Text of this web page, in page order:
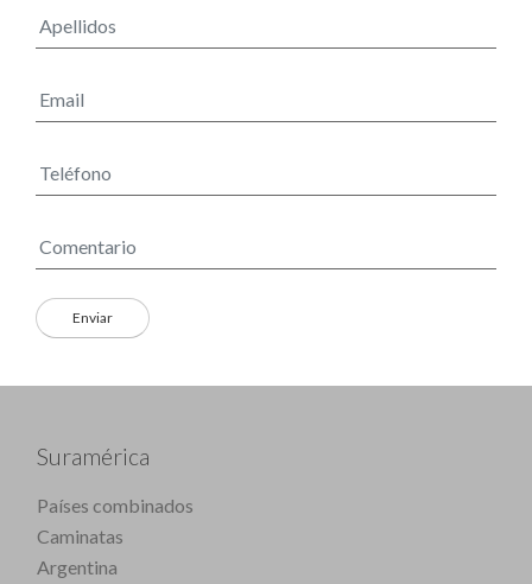
Suramérica
Países combinados
Caminatas
Argentina